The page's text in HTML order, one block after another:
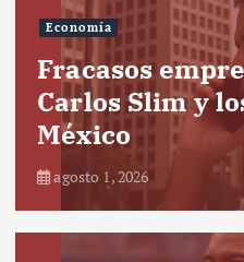
Economía
Fracasos
Carlos Slim y
México
agosto 1, 2026